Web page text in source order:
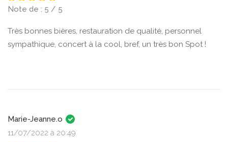
Note de : 5 / 5
Très bonnes bières, restauration de qualité, personnel
sympathique, concert à la cool, bref, un très bon Spot !
Marie-Jeanne.o
11/07/2022 à 20:49